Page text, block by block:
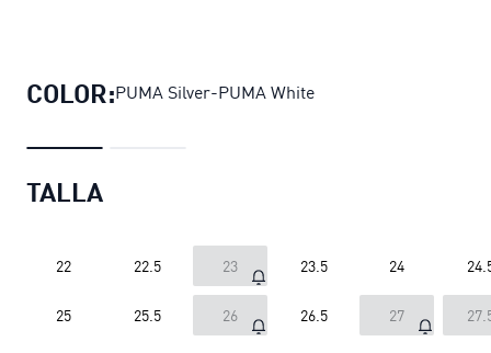
COLOR:PUMA Silver-PUMA White
TALLA
22 22.5 23 23.5 24
25 25.5 26 26.5 27